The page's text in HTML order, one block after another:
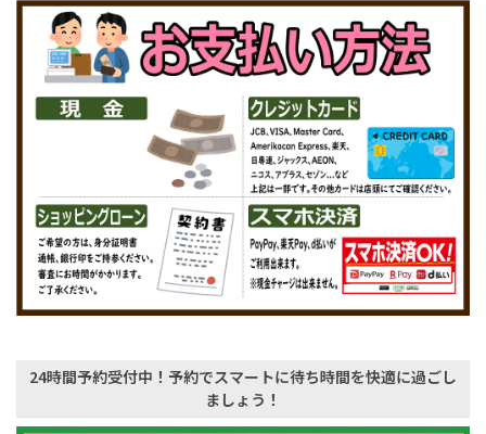
24時間予約受付中！予約でスマートに待ち時間を快適に過ごし
ましょう！